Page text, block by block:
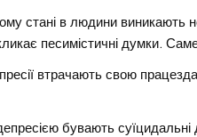
стані в людини виникають
песимістичні думки.
втрачають свою
бувають